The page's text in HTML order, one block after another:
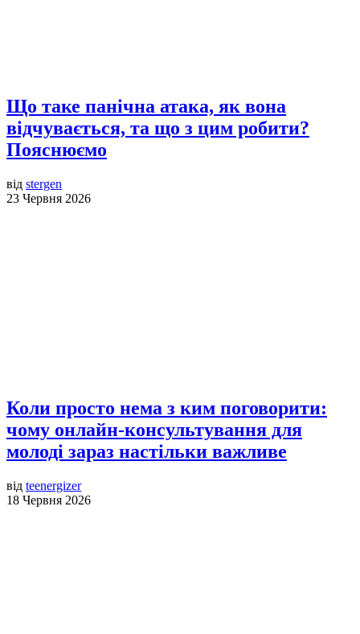
Що таке панічна атака, як вона
відчувається, та що з цим робити?
Пояснюємо
від stergen
23 Червня 2026
Коли просто нема з ким поговорити:
чому онлайн-консультування для
молоді зараз настільки важливе
від teenergizer
18 Червня 2026